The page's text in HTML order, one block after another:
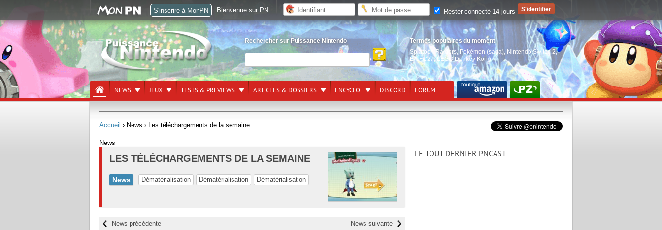
Rechercher sur Puissance Nintendo
Termes populaires du moment
Splatoon Raiders, Pokémon (saga) Nintendo Switch 2,
EA FC27,LEGO Donkey Kong
NEWS JEUX TESTS & PREVIEWS ARTICLES & DOSSIERS ENCYCLO. DISCORD FORUM
Accueil › News › Les téléchargements de la semaine
News
LES TÉLÉCHARGEMENTS DE LA SEMAINE
News Dématérialisation Dématérialisation Dématérialisation
News suivante
News précédente
LE TOUT DERNIER PNCAST
S'inscrire à MonPN Bienvenue sur PN Rester connecté 14 jours